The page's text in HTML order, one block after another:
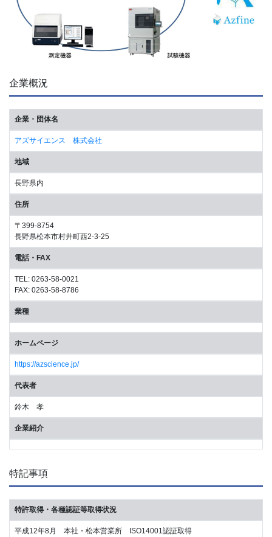
企業概況
企業・団体名
アズサイエンス 株式会社
地域
長野県内
住所
〒399-8754
長野県松本市村井町西2-3-25
電話・FAX
TEL: 0263-58-0021
FAX: 0263-58-8786
業種
ホームページ
https://azscience.jp/
代表者
鈴木 孝
企業紹介
特記事項
特許取得・各種認証等取得状況
平成12年8月 本社・松本営業所 ISO14001認証取得